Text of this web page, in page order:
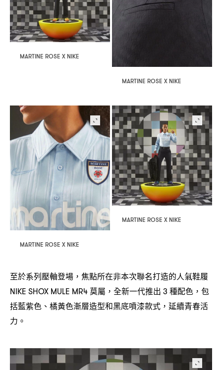
MARTINE ROSE X NIKE
MARTINE ROSE X NIKE
MARTINE ROSE X NIKE
MARTINE ROSE X NIKE
至於系列壓軸登場 ， 焦點所在非本次聯名打造的人氣鞋履
NIKE SHOX MULE MR4 莫屬 ， 全新一代推出 3 種配色 ， 包
括藍紫色、橘黃色漸層造型和黑底噴漆款式 ， 延續青春活
力。